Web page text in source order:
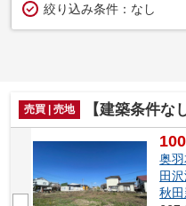
絞り込み条件： なし
売買 | 売地 【建築条件なし】大仙市四ツ屋
100
奥
田
秋